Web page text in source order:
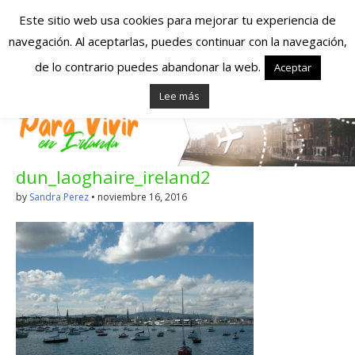
Españoles en
Irlanda – Vivir en
Irlanda – Trabajo
en Irlanda –
Alojamiento en
Irlanda
Blog dedicado a los que viven, estudian y trabajan en
Irlanda!
dun_laoghaire_ireland2
by Sandra Perez • noviembre 16, 2016
Este sitio web usa cookies para mejorar tu experiencia de
navegación. Al aceptarlas, puedes continuar con la navegación,
de lo contrario puedes abandonar la web.
Aceptar
Lee más